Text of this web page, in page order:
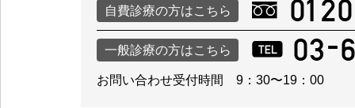
自費診療の方はこちら
一般診療の方はこちら
お問い合わせ受付時間 9：30〜19：00